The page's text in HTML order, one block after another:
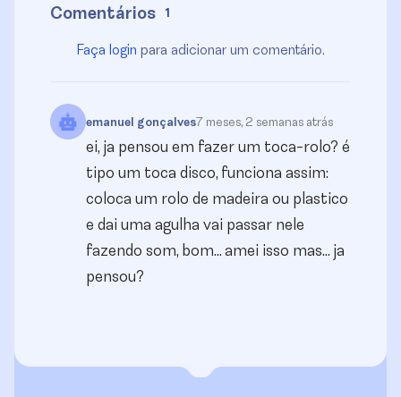
Comentários 1
Faça login para adicionar um comentário.
emanuel gonçalves7 meses, 2 semanas atrás
ei, ja pensou em fazer um toca-rolo? é
tipo um toca disco, funciona assim:
coloca um rolo de madeira ou plastico
e dai uma agulha vai passar nele
fazendo som, bom... amei isso mas... ja
pensou?